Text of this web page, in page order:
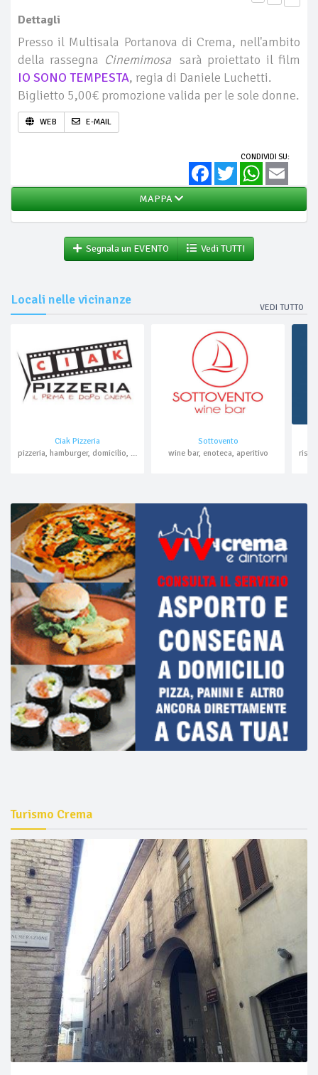
Dettagli
Presso il Multisala Portanova di Crema, nell'ambito
della rassegna Cinemimosa sarà proiettato il film
IO SONO TEMPESTA, regia di Daniele Luchetti.
Biglietto 5,00€ promozione valida per le sole donne.
WEB E-MAIL
CONDIVIDI SU:
FacebookTwitter WhatsApp
MAPPA
Segnala un EVENTO Vedi TUTTI
Locali nelle vicinanze
VEDI TUTTO
Ciak Pizzeria
pizzeria, hamburger, domicilio, asporto
Sottovento
wine bar, enoteca, aperitivo
Turismo Crema